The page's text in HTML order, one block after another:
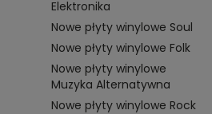
Elektronika
Nowe płyty winylowe Soul
Nowe płyty winylowe Folk
Nowe płyty winylowe
Muzyka Alternatywna
Nowe płyty winylowe Rock